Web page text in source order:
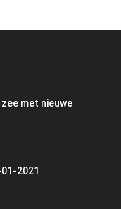
met nieuwe
2021